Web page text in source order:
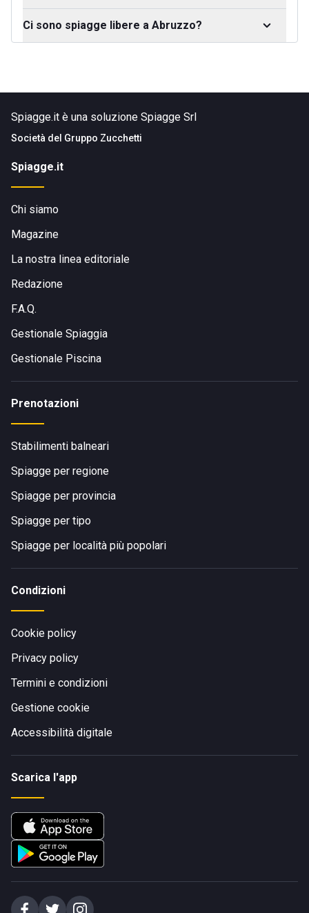
Ci sono spiagge libere a Abruzzo?
Spiagge.it è una soluzione Spiagge Srl
Società del Gruppo Zucchetti
Spiagge.it
Chi siamo
Magazine
La nostra linea editoriale
Redazione
F.A.Q.
Gestionale Spiaggia
Gestionale Piscina
Prenotazioni
Stabilimenti balneari
Spiagge per regione
Spiagge per provincia
Spiagge per tipo
Spiagge per località più popolari
Condizioni
Cookie policy
Privacy policy
Termini e condizioni
Gestione cookie
Accessibilità digitale
Scarica l'app